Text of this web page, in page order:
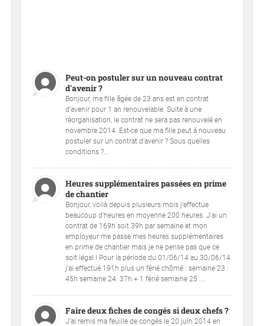
Peut-on postuler sur un nouveau contrat
d'avenir ?
Bonjour, ma fille âgée de 23 ans est en contrat
d'avenir pour 1 an renouvelable. Suite à une
réorganisation, le contrat ne sera pas renouvelé en
novembre 2014. Est-ce que ma fille peut à nouveau
postuler sur un contrat d'avenir ? Sous quelles
conditions ?...
Heures supplémentaires passées en prime
de chantier
Bonjour, voilà depuis plusieurs mois j'effectue
beaucoup d'heures en moyenne 200 heures. J'ai un
contrat de 169h soit 39h par semaine et mon
employeur me passe mes heures supplémentaires
en prime de chantier mais je ne pense pas que ce
soit légal ! Pour la période du 01/06/14 au 30/06/14
j'ai effectué 191h plus un férié chômé : semaine 23 :
45h semaine 24: 37h + 1 férié semaine 25 :...
Faire deux fiches de congés si deux chefs ?
J'ai remis ma feuille de congés le 20 juin 2014 en